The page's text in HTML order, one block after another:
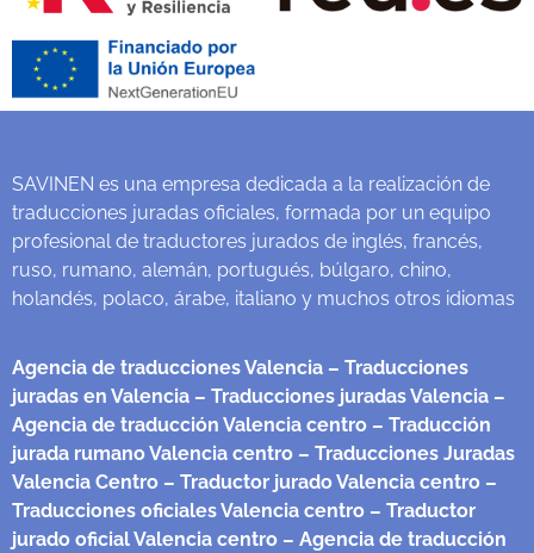
SAVINEN es una empresa dedicada a la realización de
traducciones juradas oficiales, formada por un equipo
profesional de traductores jurados de inglés, francés,
ruso, rumano, alemán, portugués, búlgaro, chino,
holandés, polaco, árabe, italiano y muchos otros idiomas
Agencia de traducciones Valencia – Traducciones
juradas en Valencia – Traducciones juradas Valencia –
Agencia de traducción Valencia centro – Traducción
jurada rumano Valencia centro – Traducciones Juradas
Valencia Centro – Traductor jurado Valencia centro –
Traducciones oficiales Valencia centro – Traductor
jurado oficial Valencia centro – Agencia de traducción